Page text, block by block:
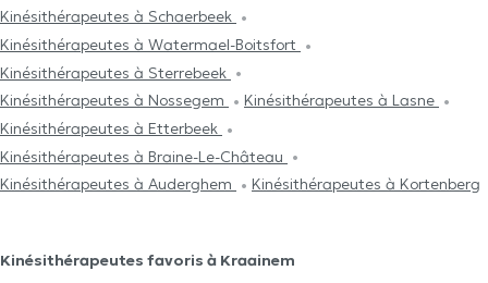
Kinésithérapeutes à Schaerbeek
Kinésithérapeutes à Watermael-Boitsfort
Kinésithérapeutes à Sterrebeek
Kinésithérapeutes à Nossegem
Kinésithérapeutes à Lasne
Kinésithérapeutes à Etterbeek
Kinésithérapeutes à Braine-Le-Château
Kinésithérapeutes à Auderghem
Kinésithérapeutes à Kortenberg
Kinésithérapeutes favoris à Kraainem